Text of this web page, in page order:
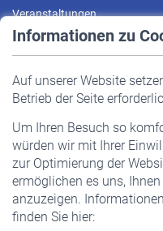
Informationen zu
Auf unserer Website
Betrieb der Seite
Um Ihren Besuch so
würden wir mit Ihrer
zur Optimierung der
ermöglichen es uns,
anzuzeigen.
finden Sie hier:
Veranstaltungen
Pflichtversicherung
Staatliche Förderung
Veranstaltungen
Rentner
Rentenbeginn